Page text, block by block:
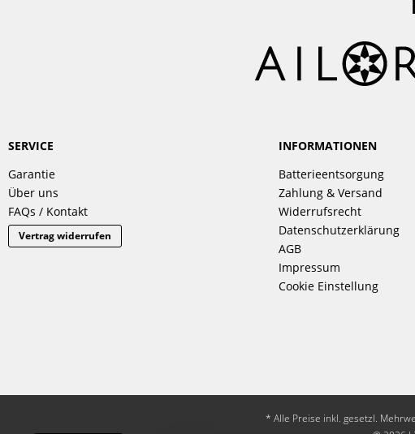
SERVICE
Garantie
Über uns
FAQs / Kontakt
Vertrag widerrufen
INFORMATIONEN
Batterieentsorgung
Zahlung & Versand
Widerrufsrecht
Datenschutzerklärung
AGB
Impressum
Cookie Einstellung
* Alle Preise inkl. gesetzl.